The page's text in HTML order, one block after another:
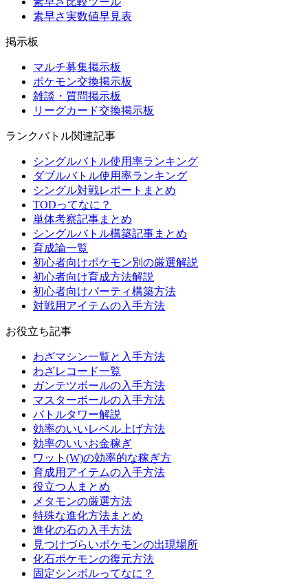
素早さ実数値早見表
掲示板
マルチ募集掲示板
ポケモン交換掲示板
雑談・質問掲示板
リーグカード交換掲示板
ランクバトル関連記事
シングルバトル使用率ランキング
ダブルバトル使用率ランキング
シングル対戦レポートまとめ
TODってなに？
単体考察記事まとめ
シングルバトル構築記事まとめ
育成論一覧
初心者向けポケモン別の厳選解説
初心者向け育成方法解説
初心者向けパーティ構築方法
対戦用アイテムの入手方法
お役立ち記事
わざマシン一覧と入手方法
わざレコード一覧
ガンテツボールの入手方法
マスターボールの入手方法
バトルタワー解説
効率のいいレベル上げ方法
効率のいいお金稼ぎ
ワット(W)の効率的な稼ぎ方
育成用アイテムの入手方法
役立つ人まとめ
メタモンの厳選方法
特殊な進化方法まとめ
進化の石の入手方法
見つけづらいポケモンの出現場所
化石ポケモンの復元方法
固定シンボルってなに？